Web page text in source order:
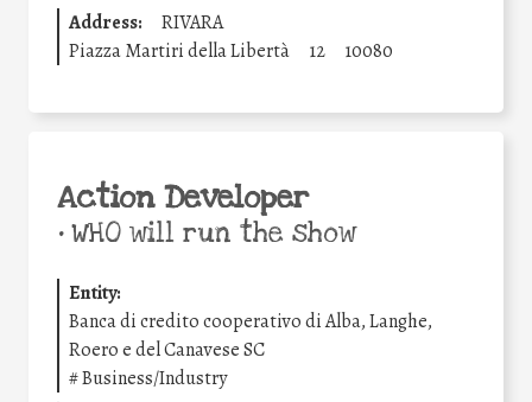
Address:
RIVARA
Piazza Martiri della Libertà
12 10080
Action Developer
•WHO will run the show
Entity:
Banca di credito cooperativo di Alba, Langhe,
Roero e del Canavese SC
#Business/Industry